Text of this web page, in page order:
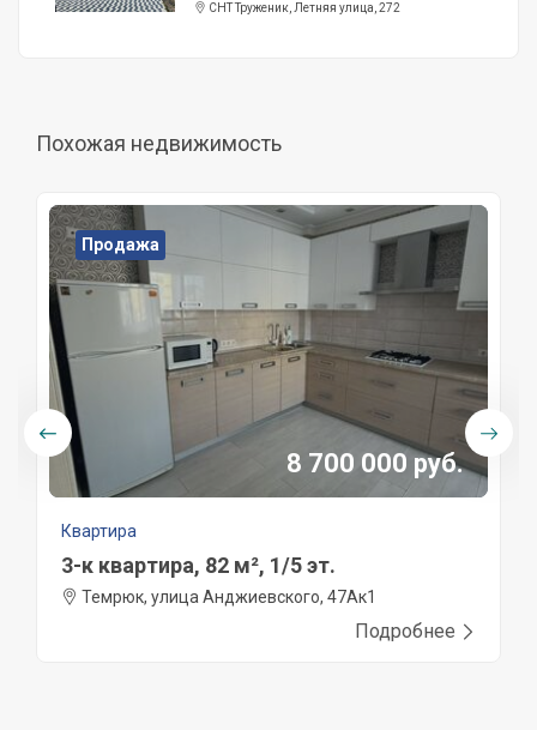
СНТ Труженик, Летняя улица, 272
Похожая недвижимость
Продажа
8 700 000 руб.
Квартира
3-к квартира, 82 м², 1/5 эт.
Темрюк, улица Анджиевского, 47Ак1
Подробнее